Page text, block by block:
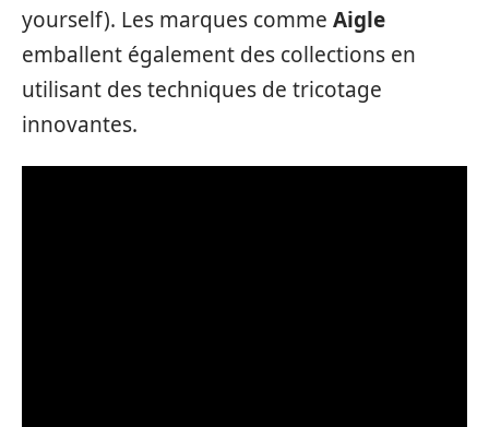
yourself). Les marques comme Aigle
emballent également des collections en
utilisant des techniques de tricotage
innovantes.